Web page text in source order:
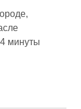
минуты